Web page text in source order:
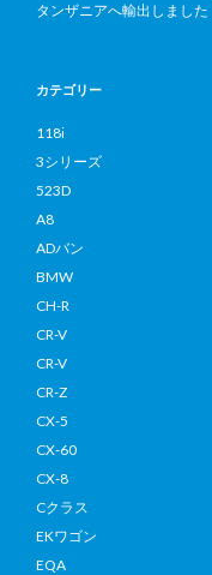
タンザニアへ輸出しました
カテゴリー
118i
3シリーズ
523D
A8
ADバン
BMW
CH-R
CR-V
CR-V
CR-Z
CX-5
CX-60
CX-8
Cクラス
EKワゴン
EQA